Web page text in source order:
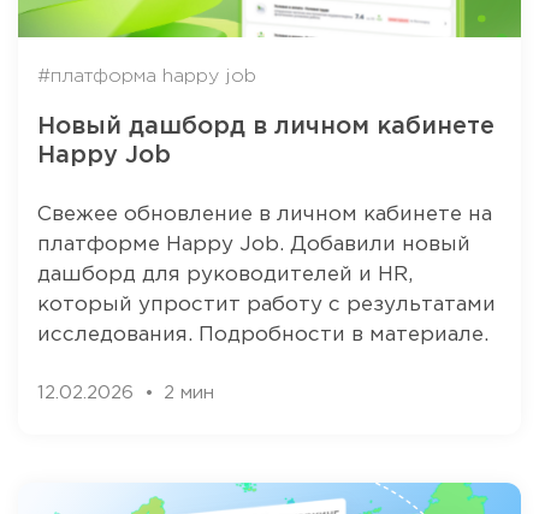
#платформа happy job
Новый дашборд в личном кабинете
Happy Job
Свежее обновление в личном кабинете на
платформе Happy Job. Добавили новый
дашборд для руководителей и HR,
который упростит работу с результатами
исследования. Подробности в материале.
12.02.2026 2 мин